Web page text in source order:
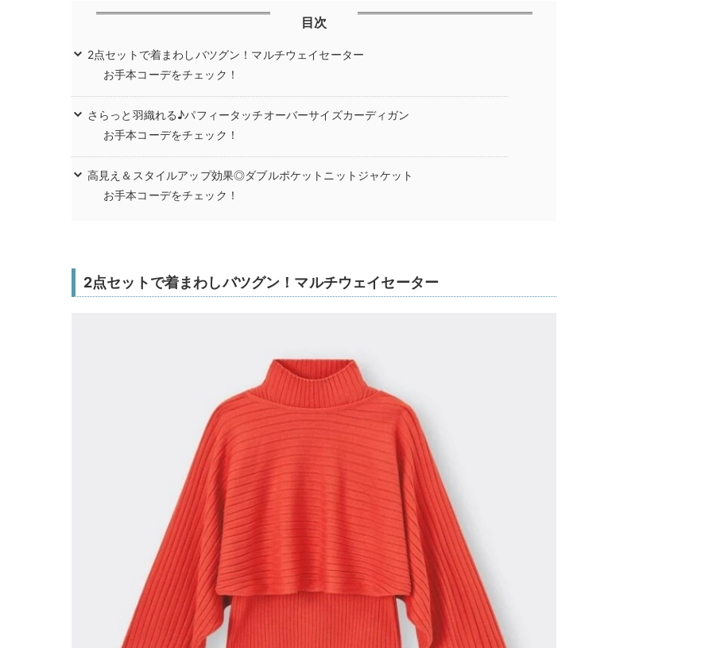
目次
2点セットで着まわしバツグン！マルチウェイセーター
お手本コーデをチェック！
さらっと羽織れる♪パフィータッチオーバーサイズカーディガン
お手本コーデをチェック！
高見え＆スタイルアップ効果◎ダブルポケットニットジャケット
お手本コーデをチェック！
2点セットで着まわしバツグン！マルチウェイセーター